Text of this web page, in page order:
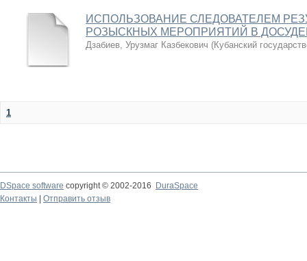
ИСПОЛЬЗОВАНИЕ СЛЕДОВАТЕЛЕМ
РОЗЫСКНЫХ МЕРОПРИЯТИЙ В
Дзабиев, Урузмаг Казбекович (Кубанский
1
DSpace software copyright © 2002-2016
DuraSpace
Контакты
Отправить отзыв